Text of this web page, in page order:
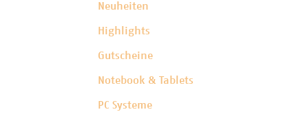
Neuheiten
Highlights
Gutscheine
Notebook & Tablets
PC Systeme